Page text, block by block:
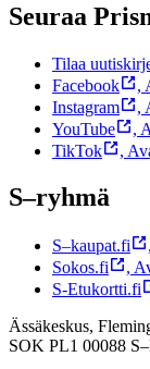
Seuraa
Tilaa
Facebook
,
Instagram
,
YouTube
,
TikTok
,
S–ryhmä
S–kaupat.fi ,
Sokos.fi
,
S-Etukortti.fi
Ässäkeskus,
SOK PL1 00088